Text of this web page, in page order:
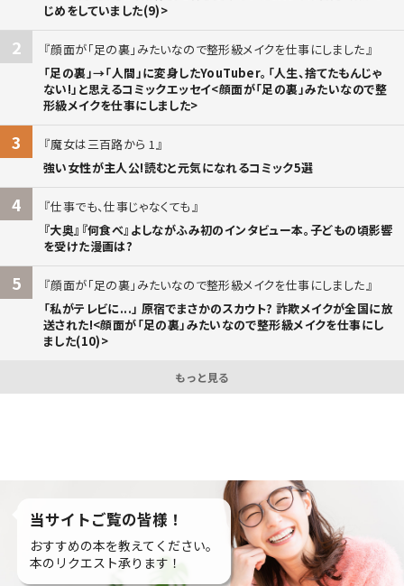
じめをしていました(9)>
2
顔面が「足の裏」みたいなので整形級メイクを仕事にしました
「足の裏」→「人間」に変身したYouTuber。「人生、捨てたもんじゃ
ない!」と思えるコミックエッセイ<顔面が「足の裏」みたいなので整
形級メイクを仕事にしました>
3
魔女は三百路から 1
強い女性が主人公!読むと元気になれるコミック5選
4
仕事でも、仕事じゃなくても
『大奥』『何食べ』よしながふみ初のインタビュー本。子どもの頃影響
を受けた漫画は?
5
顔面が「足の裏」みたいなので整形級メイクを仕事にしました
「私がテレビに...」 原宿でまさかのスカウト? 詐欺メイクが全国に放
送された!<顔面が「足の裏」みたいなので整形級メイクを仕事にし
ました(10)>
もっと見る
当サイトご覧の皆様！
おすすめの本を教えてください。
本のリクエスト承ります！